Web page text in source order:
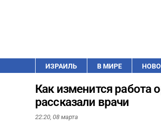
ИЗРАИЛЬ В МИРЕ
Как изменится работа
рассказали врачи
22:20, 08 марта